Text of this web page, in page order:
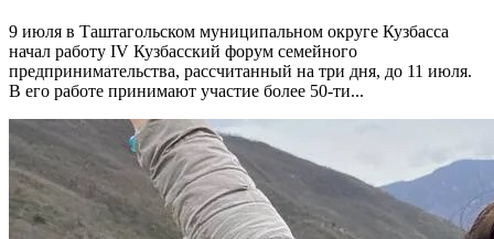
9 июля в Таштагольском муниципальном округе Кузбасса
начал работу IV Кузбасский форум семейного
предпринимательства, рассчитанный на три дня, до 11 июля.
В его работе принимают участие более 50-ти...